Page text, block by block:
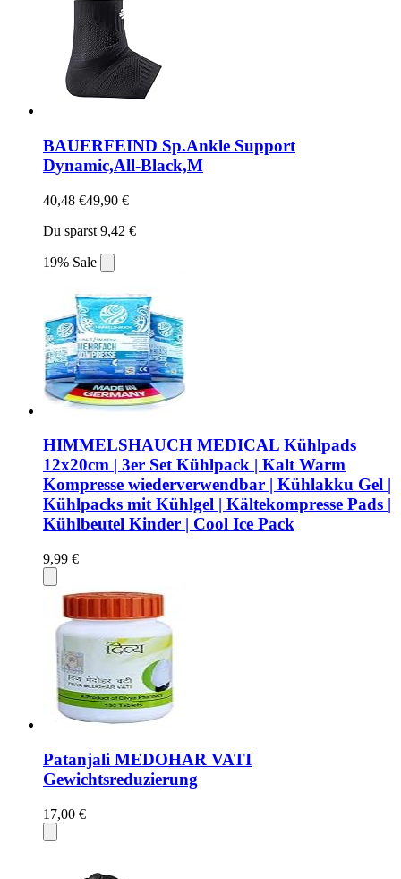
BAUERFEIND Sp.Ankle Support
Dynamic,All-Black,M
40,48 €49,90 €
Du sparst 9,42 €
19% Sale
HIMMELSHAUCH MEDICAL Kühlpads
12x20cm | 3er Set Kühlpack | Kalt Warm
Kompresse wiederverwendbar | Kühlakku Gel |
Kühlpacks mit Kühlgel | Kältekompresse Pads |
Kühlbeutel Kinder | Cool Ice Pack
9,99 €
Patanjali MEDOHAR VATI
Gewichtsreduzierung
17,00 €